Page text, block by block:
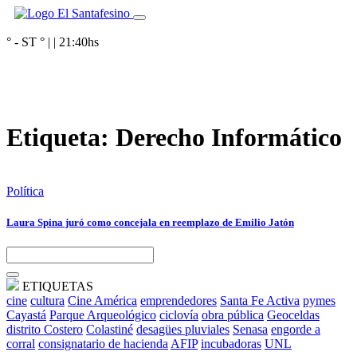
° - ST ° | | 21:40hs
Etiqueta: Derecho Informático
Política
Laura Spina juró como concejala en reemplazo de Emilio Jatón
ETIQUETAS
cine cultura Cine América emprendedores Santa Fe Activa pymes
Cayastá Parque Arqueológico ciclovía obra pública Geoceldas
distrito Costero Colastiné desagües pluviales Senasa engorde a
corral consignatario de hacienda AFIP incubadoras UNL